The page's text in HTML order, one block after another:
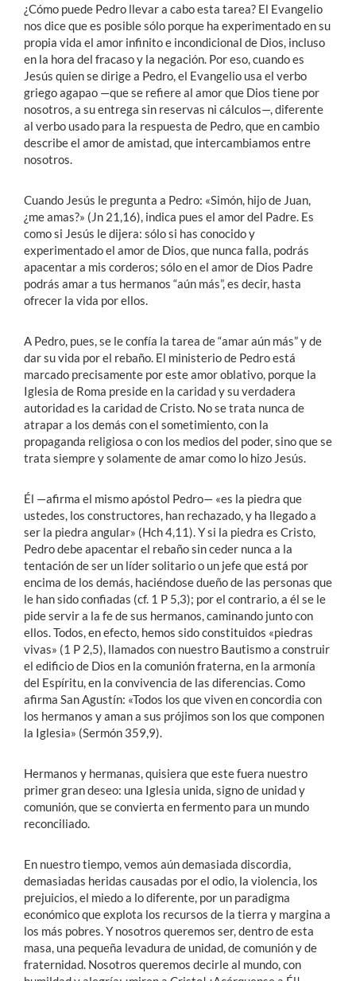
¿Cómo puede Pedro llevar a cabo esta tarea? El Evangelio
nos dice que es posible sólo porque ha experimentado en su
propia vida el amor infinito e incondicional de Dios, incluso
en la hora del fracaso y la negación. Por eso, cuando es
Jesús quien se dirige a Pedro, el Evangelio usa el verbo
griego agapao —que se refiere al amor que Dios tiene por
nosotros, a su entrega sin reservas ni cálculos—, diferente
al verbo usado para la respuesta de Pedro, que en cambio
describe el amor de amistad, que intercambiamos entre
nosotros.
Cuando Jesús le pregunta a Pedro: «Simón, hijo de Juan,
¿me amas?» (Jn 21,16), indica pues el amor del Padre. Es
como si Jesús le dijera: sólo si has conocido y
experimentado el amor de Dios, que nunca falla, podrás
apacentar a mis corderos; sólo en el amor de Dios Padre
podrás amar a tus hermanos “aún más”, es decir, hasta
ofrecer la vida por ellos.
A Pedro, pues, se le confía la tarea de “amar aún más” y de
dar su vida por el rebaño. El ministerio de Pedro está
marcado precisamente por este amor oblativo, porque la
Iglesia de Roma preside en la caridad y su verdadera
autoridad es la caridad de Cristo. No se trata nunca de
atrapar a los demás con el sometimiento, con la
propaganda religiosa o con los medios del poder, sino que se
trata siempre y solamente de amar como lo hizo Jesús.
Él —afirma el mismo apóstol Pedro— «es la piedra que
ustedes, los constructores, han rechazado, y ha llegado a
ser la piedra angular» (Hch 4,11). Y si la piedra es Cristo,
Pedro debe apacentar el rebaño sin ceder nunca a la
tentación de ser un líder solitario o un jefe que está por
encima de los demás, haciéndose dueño de las personas que
le han sido confiadas (cf. 1 P 5,3); por el contrario, a él se le
pide servir a la fe de sus hermanos, caminando junto con
ellos. Todos, en efecto, hemos sido constituidos «piedras
vivas» (1 P 2,5), llamados con nuestro Bautismo a construir
el edificio de Dios en la comunión fraterna, en la armonía
del Espíritu, en la convivencia de las diferencias. Como
afirma San Agustín: «Todos los que viven en concordia con
los hermanos y aman a sus prójimos son los que componen
la Iglesia» (Sermón 359,9).
Hermanos y hermanas, quisiera que este fuera nuestro
primer gran deseo: una Iglesia unida, signo de unidad y
comunión, que se convierta en fermento para un mundo
reconciliado.
En nuestro tiempo, vemos aún demasiada discordia,
demasiadas heridas causadas por el odio, la violencia, los
prejuicios, el miedo a lo diferente, por un paradigma
económico que explota los recursos de la tierra y margina a
los más pobres. Y nosotros queremos ser, dentro de esta
masa, una pequeña levadura de unidad, de comunión y de
fraternidad. Nosotros queremos decirle al mundo, con